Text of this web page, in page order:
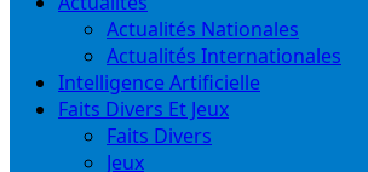
Actualités Nationales
Actualités Internationales
Intelligence Artificielle
Faits Divers Et Jeux
Faits Divers
Jeux